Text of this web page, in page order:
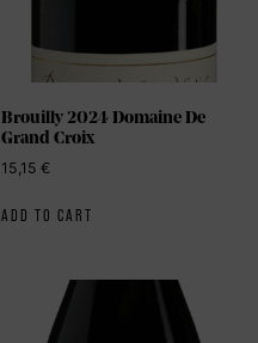
Brouilly 2024 Domaine De
Grand Croix
15,15 €
ADD TO CART